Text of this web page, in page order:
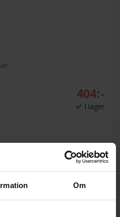
Om
404:-
I lager